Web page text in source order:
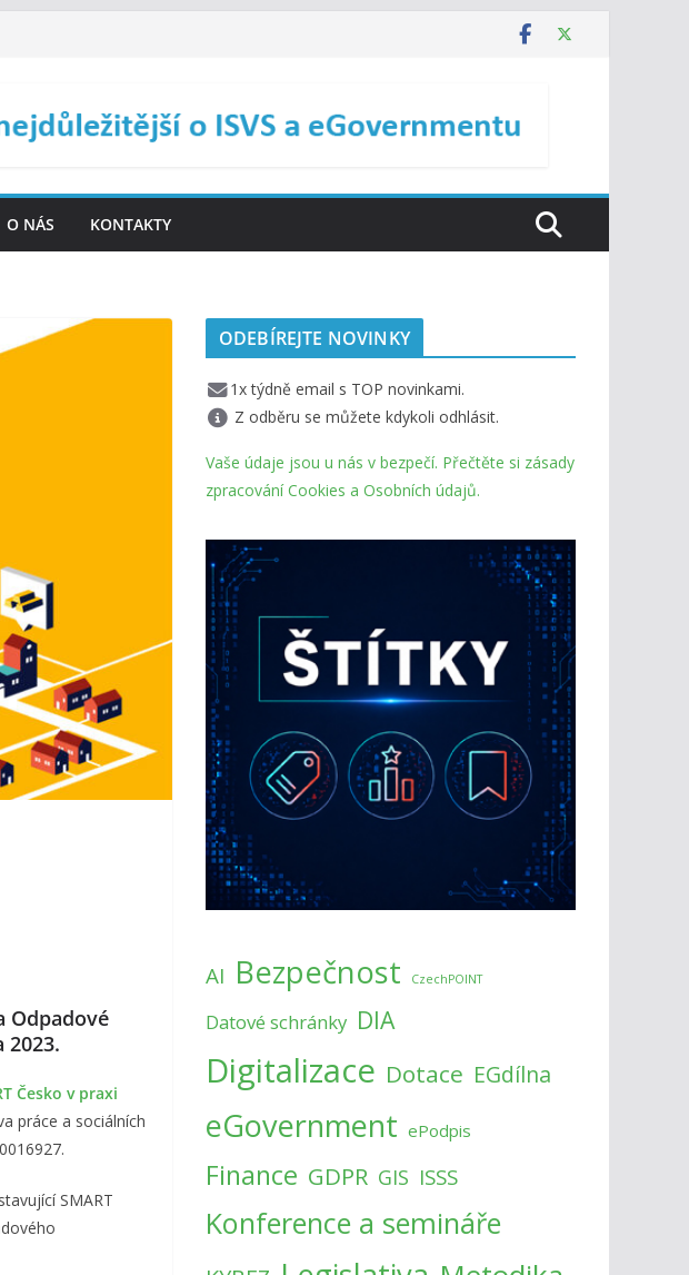
O NÁS KONTAKTY
Odpadové
Česko v praxi
práce a sociálních
SMART
ODEBÍREJTE NOVINKY
1x týdně email s TOP novinkami.
Z odběru se můžete kdykoli odhlásit.
Vaše údaje jsou u nás v bezpečí. Přečtěte si zásady
zpracování Cookies a Osobních údajů.
AI Bezpečnost CzechPOINT
Datové schránky DIA
Digitalizace Dotace EGdílna
eGovernment ePodpis
Finance GDPR GIS ISSS
Konference a semináře